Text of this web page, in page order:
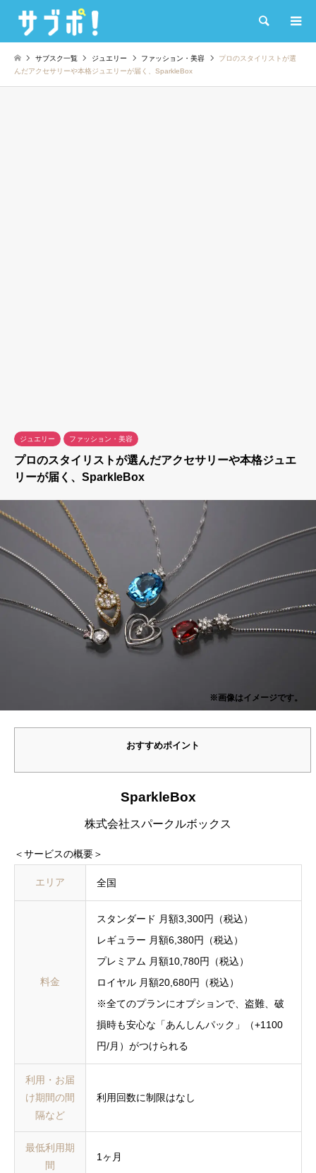
検索
サブスク一覧 ジュエリー ファッション・美容
プロのスタイリストが選
んだアクセサリーや本格ジュエリーが届く、SparkleBox
ジュエリー ファッション・美容
プロのスタイリストが選んだアクセサリーや本格ジュエ
リーが届く、SparkleBox
※画像はイメージです。
おすすめポイント
SparkleBox
株式会社スパークルボックス
＜サービスの概要＞
エリア 全国
料金
スタンダード 月額3,300円（税込）
レギュラー 月額6,380円（税込）
プレミアム 月額10,780円（税込）
ロイヤル 月額20,680円（税込）
※全てのプランにオプションで、盗難、破
損時も安心な「あんしんパック」（+1100
円/月）がつけられる
利用・お届
け期間の間
隔など
利用回数に制限はなし
最低利用期
間
1ヶ月